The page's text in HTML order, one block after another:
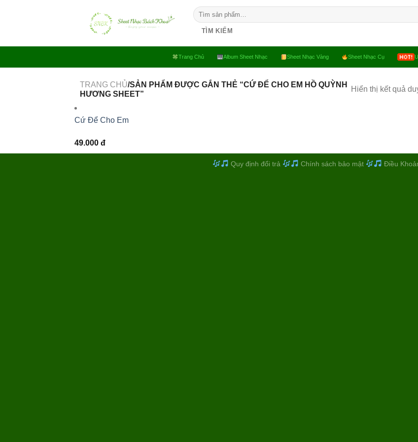
Tìm
kiếm:
TÌM KIẾM
Trang Chủ Album Sheet Nhạc Sheet Nhạc Vàng Sheet Nhạc Cụ
TRANG CHỦ/SẢN PHẨM ĐƯỢC GẮN THẺ “CỨ ĐỂ CHO EM HỒ QUỲNH
HƯƠNG SHEET”
Hiển thị kết quả
Cứ Để Cho Em
49.000 đ
Quy định đổi trả Chính sách bảo mật Điều